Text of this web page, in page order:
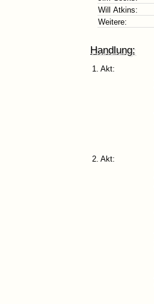
Will Atkins:
Weitere:
Handlung:
1. Akt:
2. Akt: